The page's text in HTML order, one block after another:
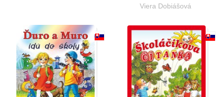
Viera Dobiášová